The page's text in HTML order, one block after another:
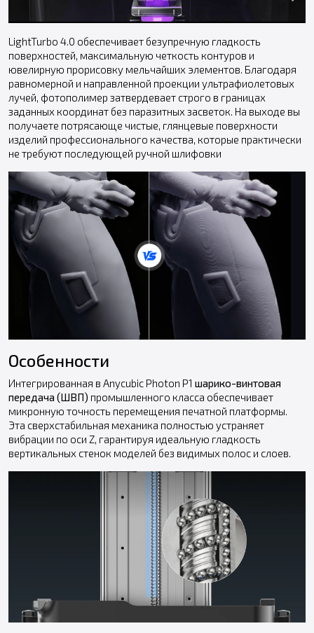
LightTurbo 4.0 обеспечивает безупречную гладкость
поверхностей, максимальную четкость контуров и
ювелирную прорисовку мельчайших элементов. Благодаря
равномерной и направленной проекции ультрафиолетовых
лучей, фотополимер затвердевает строго в границах
заданных координат без паразитных засветок. На выходе вы
получаете потрясающе чистые, глянцевые поверхности
изделий профессионального качества, которые практически
не требуют последующей ручной шлифовки
Особенности
Интегрированная в Anycubic Photon P1 шарико-винтовая
передача (ШВП) промышленного класса обеспечивает
микронную точность перемещения печатной платформы.
Эта сверхстабильная механика полностью устраняет
вибрации по оси Z, гарантируя идеальную гладкость
вертикальных стенок моделей без видимых полос и слоев.